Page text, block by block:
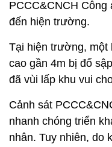
PCCC&CNCH Công
đến hiện trường.
Tại hiện trường, một
cao gần 4m bị đổ
đã vùi lấp khu vui
Cảnh sát
nhanh chóng triển
nhân. Tuy nhiên, do